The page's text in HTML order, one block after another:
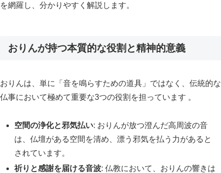
を網羅し、分かりやすく解説します。
おりんが持つ本質的な役割と精神的意義
おりんは、単に「音を鳴らすための道具」ではなく、伝統的な
仏事において極めて重要な3つの役割を担っています 。
空間の浄化と邪気払い: おりんが放つ澄んだ高周波の音
は、仏壇がある空間を清め、漂う邪気を払う力があると
されています。
祈りと感謝を届ける音波: 仏教において、おりんの響きは